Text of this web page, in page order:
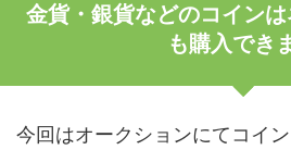
金貨・銀貨などのコイン
も購入でき
今回はオークションにてコイン